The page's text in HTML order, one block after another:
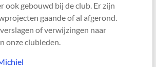
gebouwd bij de club. Er zijn
gaande of al afgerond.
of verwijzingen naar
onze clubleden.